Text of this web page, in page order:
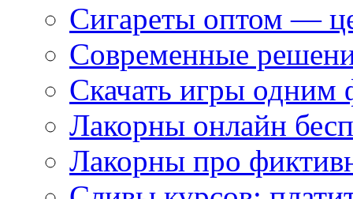
Сигареты оптом —
Современные
Скачать игры одним
Лакорны онлайн
Лакорны про